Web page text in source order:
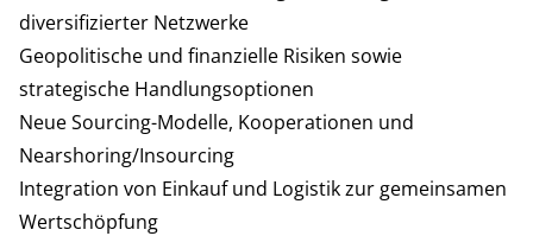
diversifizierter Netzwerke
Geopolitische und finanzielle Risiken sowie
strategische Handlungsoptionen
Neue Sourcing-Modelle, Kooperationen und
Nearshoring/Insourcing
Integration von Einkauf und Logistik zur gemeinsamen
Wertschöpfung